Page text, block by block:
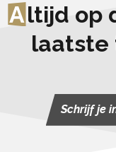
Altijd op
laatste
Schrijf je